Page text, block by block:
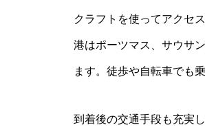
クラフトを使ってアクセ
港はポーツマス、サウサ
ます。徒歩や自転車でも
到着後の交通手段も充実